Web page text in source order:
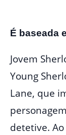
É baseada
Jovem
Young
Lane, que
detetive.